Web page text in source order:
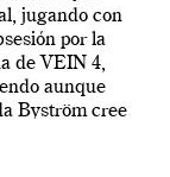
jugando con
por la
de VEIN 4,
aunque
Byström cree
[…]